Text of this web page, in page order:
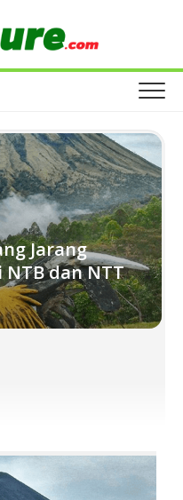
Jarang
dan NTT